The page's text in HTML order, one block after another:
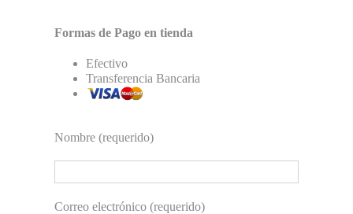
Formas de Pago en tienda
Efectivo
Transferencia Bancaria
Nombre (requerido)
Correo electrónico (requerido)